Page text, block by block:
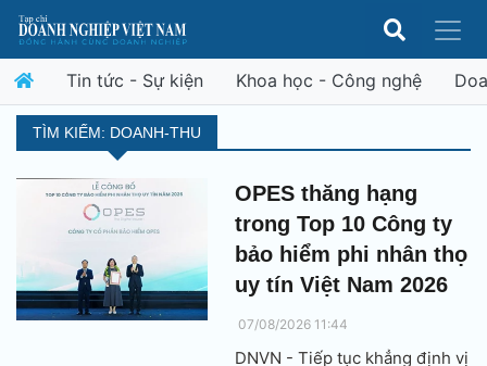
Tin tức - Sự kiện Khoa học - Công nghệ
TÌM KIẾM: DOANH-THU
OPES thăng hạng
trong Top 10 Công ty
bảo hiểm phi nhân thọ
uy tín Việt Nam 2026
07/08/2026 11:44
DNVN - Tiếp tục khẳng định vị